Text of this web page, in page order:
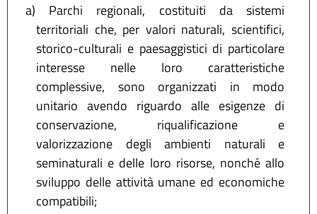
a) Parchi regionali, costituiti da sistemi
territoriali che, per valori naturali, scientifici,
storico-culturali e paesaggistici di particolare
interesse nelle loro caratteristiche
complessive, sono organizzati in modo
unitario avendo riguardo alle esigenze di
conservazione, riqualificazione e
valorizzazione degli ambienti naturali e
seminaturali e delle loro risorse, nonché allo
sviluppo delle attività umane ed economiche
compatibili;